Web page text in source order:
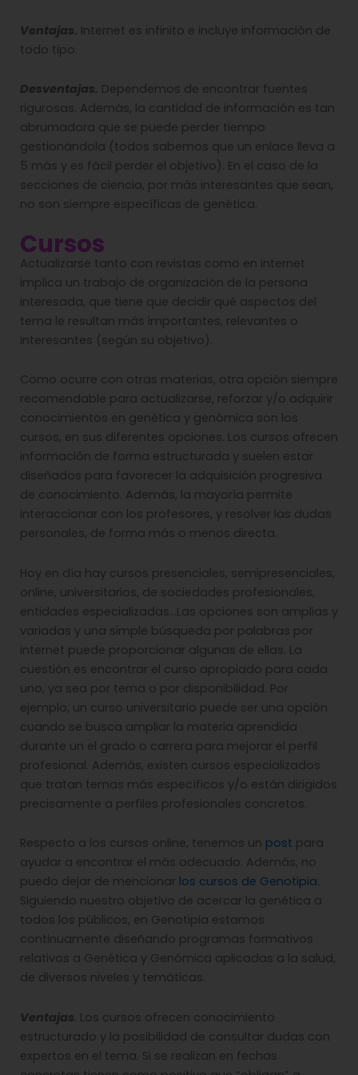
Ventajas. Internet es infinito e incluye información de
todo tipo.
Desventajas. Dependemos de encontrar fuentes
rigurosas. Además, la cantidad de información es tan
abrumadora que se puede perder tiempo
gestionándola (todos sabemos que un enlace lleva a
5 más y es fácil perder el objetivo). En el caso de la
secciones de ciencia, por más interesantes que sean,
no son siempre específicas de genética.
Cursos
Actualizarse tanto con revistas como en internet
implica un trabajo de organización de la persona
interesada, que tiene que decidir qué aspectos del
tema le resultan más importantes, relevantes o
interesantes (según su objetivo).
Como ocurre con otras materias, otra opción siempre
recomendable para actualizarse, reforzar y/o adquirir
conocimientos en genética y genómica son los
cursos, en sus diferentes opciones. Los cursos ofrecen
información de forma estructurada y suelen estar
diseñados para favorecer la adquisición progresiva
de conocimiento. Además, la mayoría permite
interaccionar con los profesores, y resolver las dudas
personales, de forma más o menos directa.
Hoy en día hay cursos presenciales, semipresenciales,
online, universitarios, de sociedades profesionales,
entidades especializadas…Las opciones son amplias y
variadas y una simple búsqueda por palabras por
internet puede proporcionar algunas de ellas. La
cuestión es encontrar el curso apropiado para cada
uno, ya sea por tema o por disponibilidad. Por
ejemplo, un curso universitario puede ser una opción
cuando se busca ampliar la materia aprendida
durante un el grado o carrera para mejorar el perfil
profesional. Además, existen cursos especializados
que tratan temas más específicos y/o están dirigidos
precisamente a perfiles profesionales concretos.
Respecto a los cursos online, tenemos un post para
ayudar a encontrar el más adecuado. Además, no
puedo dejar de mencionar los cursos de Genotipia.
Siguiendo nuestro objetivo de acercar la genética a
todos los públicos, en Genotipia estamos
continuamente diseñando programas formativos
relativos a Genética y Genómica aplicadas a la salud,
de diversos niveles y temáticas.
Ventajas. Los cursos ofrecen conocimiento
estructurado y la posibilidad de consultar dudas con
expertos en el tema. Si se realizan en fechas